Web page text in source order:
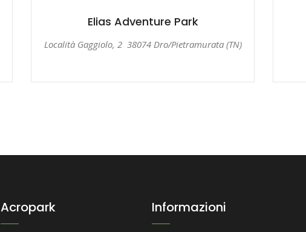
Elias Adventure Park
Località Gaggiolo, 2 38074 Dro/Pietramurata (TN)
Acropark Informazioni